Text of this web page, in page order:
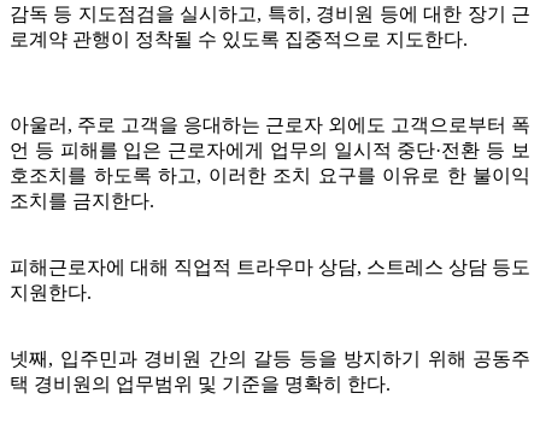
감독 등 지도점검을 실시하고, 특히, 경비원 등에 대한 장기 근
로계약 관행이 정착될 수 있도록 집중적으로 지도한다.
아울러, 주로 고객을 응대하는 근로자 외에도 고객으로부터 폭
언 등 피해를 입은 근로자에게 업무의 일시적 중단·전환 등 보
호조치를 하도록 하고, 이러한 조치 요구를 이유로 한 불이익
조치를 금지한다.
피해근로자에 대해 직업적 트라우마 상담, 스트레스 상담 등도
지원한다.
넷째, 입주민과 경비원 간의 갈등 등을 방지하기 위해 공동주
택 경비원의 업무범위 및 기준을 명확히 한다.